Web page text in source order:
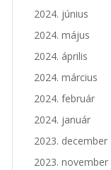
2024. június
2024. május
2024. április
2024. március
2024. február
2024. január
2023. december
2023. november